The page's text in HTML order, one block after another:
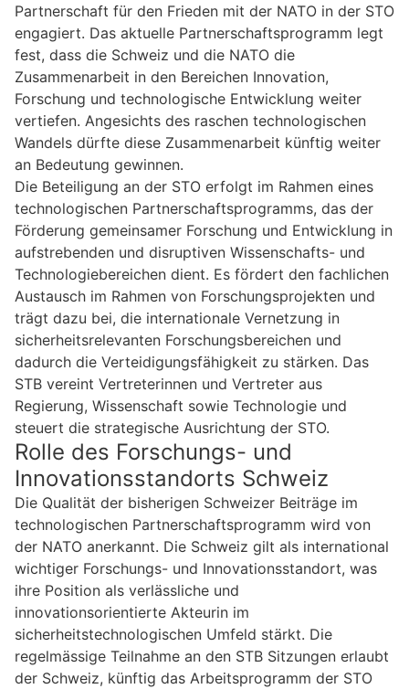
Partnerschaft für den Frieden mit der NATO in der STO
engagiert. Das aktuelle Partnerschaftsprogramm legt
fest, dass die Schweiz und die NATO die
Zusammenarbeit in den Bereichen Innovation,
Forschung und technologische Entwicklung weiter
vertiefen. Angesichts des raschen technologischen
Wandels dürfte diese Zusammenarbeit künftig weiter
an Bedeutung gewinnen.
Die Beteiligung an der STO erfolgt im Rahmen eines
technologischen Partnerschaftsprogramms, das der
Förderung gemeinsamer Forschung und Entwicklung in
aufstrebenden und disruptiven Wissenschafts- und
Technologiebereichen dient. Es fördert den fachlichen
Austausch im Rahmen von Forschungsprojekten und
trägt dazu bei, die internationale Vernetzung in
sicherheitsrelevanten Forschungsbereichen und
dadurch die Verteidigungsfähigkeit zu stärken. Das
STB vereint Vertreterinnen und Vertreter aus
Regierung, Wissenschaft sowie Technologie und
steuert die strategische Ausrichtung der STO.
Rolle des Forschungs- und
Innovationsstandorts Schweiz
Die Qualität der bisherigen Schweizer Beiträge im
technologischen Partnerschaftsprogramm wird von
der NATO anerkannt. Die Schweiz gilt als international
wichtiger Forschungs- und Innovationsstandort, was
ihre Position als verlässliche und
innovationsorientierte Akteurin im
sicherheitstechnologischen Umfeld stärkt. Die
regelmässige Teilnahme an den STB Sitzungen erlaubt
der Schweiz, künftig das Arbeitsprogramm der STO